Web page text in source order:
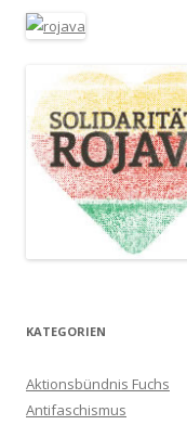
KATEGORIEN
Aktionsbündnis Fuchs
Antifaschismus